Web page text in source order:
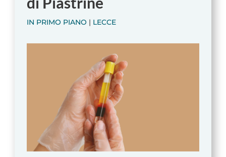
IN PRIMO PIANO | LECCE